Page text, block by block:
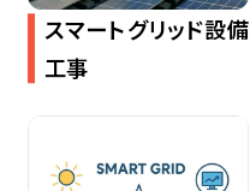
スマートグリッド設備
工事